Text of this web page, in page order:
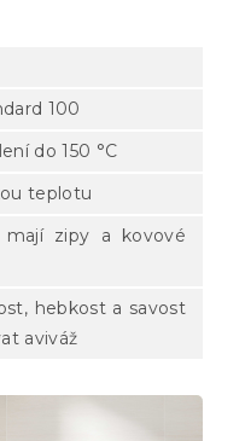
100
do 150 °C
teplotu
zipy a kovové
hebkost a savost
aviváž